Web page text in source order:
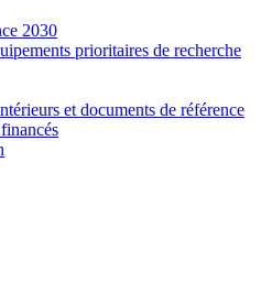
2030
prioritaires de recherche
et documents de référence